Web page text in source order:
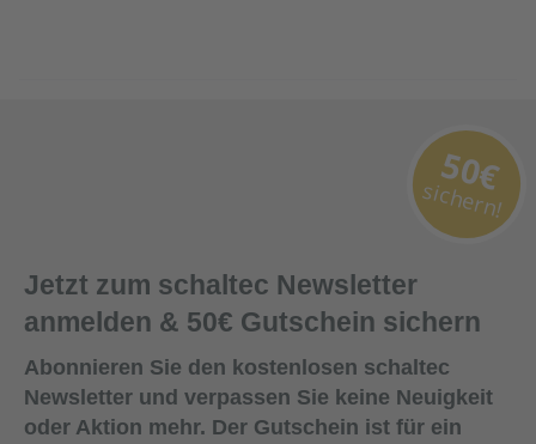
Jetzt zum schaltec Newsletter
anmelden & 50€ Gutschein sichern
Abonnieren Sie den kostenlosen schaltec
Newsletter und verpassen Sie keine Neuigkeit
oder Aktion mehr. Der Gutschein ist für ein
50€
sichern!